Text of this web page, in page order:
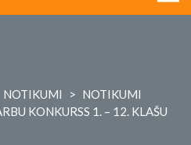
NOTIKUMI > NOTIKUMI
KONKURSS 1. – 12. KLAŠU